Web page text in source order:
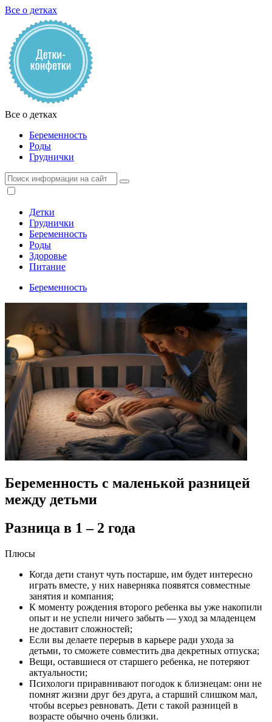
Все о детках
Все о детках
Беременность
Роды
Груднички
Детки
Груднички
Беременность
Роды
Здоровье
Питание
Беременность
Беременность с маленькой разницей
между детьми
Разница в 1 – 2 года
Плюсы
Когда дети станут чуть постарше, им будет интересно
играть вместе, у них наверняка появятся совместные
занятия и компания;
К моменту рождения второго ребенка вы уже накопили
опыт и не успели ничего забыть — уход за младенцем
не доставит сложностей;
Если вы делаете перерыв в карьере ради ухода за
детьми, то сможете совместить два декретных отпуска;
Вещи, оставшиеся от старшего ребенка, не потеряют
актуальности;
Психологи приравнивают погодок к близнецам: они не
помнят жизни друг без друга, а старший слишком мал,
чтобы всерьез ревновать. Дети с такой разницей в
возрасте обычно очень близки.